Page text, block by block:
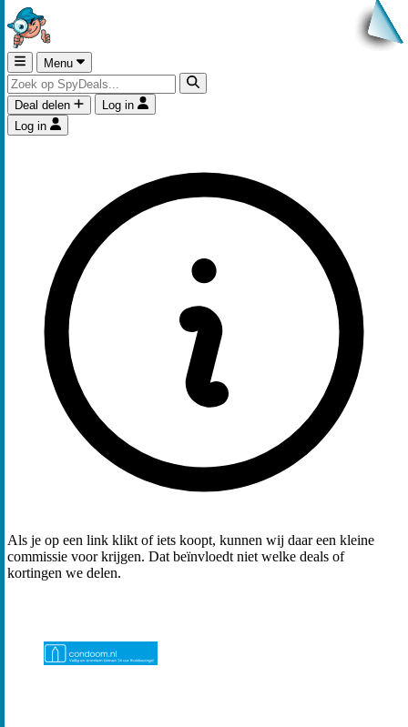
Menu
Deal delen
Log in
Log in
Als je op een link klikt of iets koopt, kunnen wij daar een kleine
commissie voor krijgen. Dat beïnvloedt niet welke deals of
kortingen we delen.